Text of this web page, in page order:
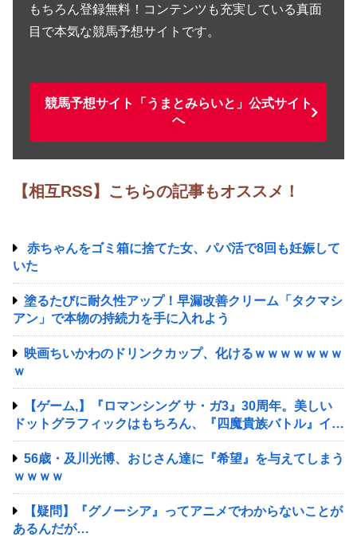
もちろん登録無料！コンテンツも充実している真面
目で本気な競馬予想サイトです。
競馬予想サイト「うまとみらいと」公式サイト
へ
【相互RSS】こちらの記事もオススメ！
赤ちゃんをゴミ箱に捨てた女、パパ活で8回も妊娠して
いた
塗るたびに耐久性アップ！早漏改善クリーム「タクマシ
アン」で本物の持続力を手に入れよう
映画ちいかわのドリンクカップ、化けるｗｗｗｗｗｗｗ
ｗ
【ゲーム,】『ロマンシング サ・ガ3』30周年。美しい
ドットグラフィックはもちろん、『四魔貴族バトル』イト
ケンサウンドが心に残る
56歳・及川光博、おじさん達に『希望』を与えてしまう
ｗｗｗｗ
【疑問】『グノーシア』ってアニメでわからないことが
あるんだが…